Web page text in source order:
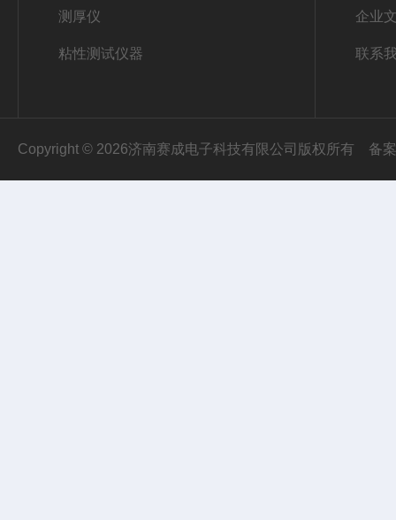
测厚仪
粘性测试仪器
企业
联系
Copyright © 2026济南赛成电子科技有限公司版权所有 备